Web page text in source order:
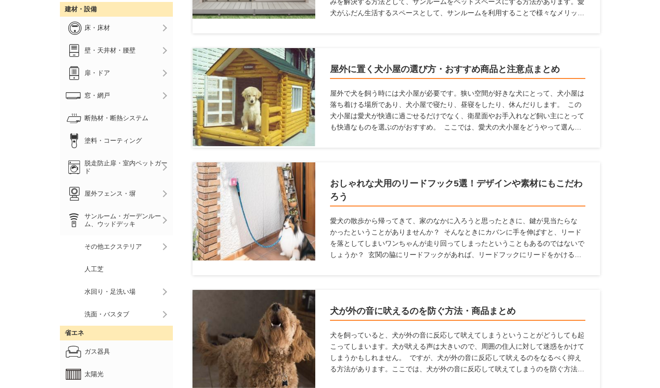
犬がふだん生活するスペースとして、サンルームを利用することで様々なメリット
します。
屋外に置く犬小屋の選び方・おすすめ商品と注意点まとめ
屋外で犬を飼う時には犬小屋が必要です。狭い空間が好きな犬にとって、犬小屋は
落ち着ける場所であり、犬小屋で寝たり、昼寝をしたり、休んだりします。 この
犬小屋は愛犬が快適に過ごせるだけでなく、衛星面やお手入れなど飼い主にとって
も快適なものを選ぶのがおすすめ。 ここでは、愛犬の犬小屋をどうやって選んだ
おしゃれな犬用のリードフック5選！デザインや素材にもこだわ
ろう
愛犬の散歩から帰ってきて、家のなかに入ろうと思ったときに、鍵が見当たらな
かったということがありませんか？ そんなときにカバンに手を伸ばすと、リード
を落としてしまいワンちゃんが走り回ってしまったということもあるのではないで
しょうか？ 玄関の脇にリードフックがあれば、リードフックにリードをかけるこ
犬が外の音に吠えるのを防ぐ方法・商品まとめ
犬を飼っていると、犬が外の音に反応して吠えてしまうということがどうしても起
こってしまいます。犬が吠える声は大きいので、周囲の住人に対して迷惑をかけて
しまうかもしれません。 ですが、犬が外の音に反応して吠えるのをなるべく抑え
る方法があります。ここでは、犬が外の音に反応して吠えてしまうのを防ぐ方法、
建材・設備
床・床材
壁・天井材・腰壁
扉・ドア
窓・網戸
断熱材・断熱システム
塗料・コーティング
脱走防止扉・室内ペットガー
ド
屋外フェンス・塀
サンルーム・ガーデンルー
ム、ウッドデッキ
その他エクステリア
人工芝
水回り・足洗い場
洗面・バスタブ
省エネ
ガス器具
太陽光